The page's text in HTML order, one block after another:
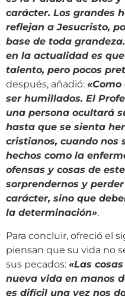
carácter. Los grandes
reflejan a Jesucristo,
base de toda
en la actualidad es
talento, pero pocos
después, añadió: «Como
ser humillados. El
una persona ocultará
hasta que se sienta
cristianos, cuando nos
hechos como la
ofensas y cosas de
sorprendernos y
carácter, sino que
la determinación».
Para concluir, ofreció el
piensan que su vida no
sus pecados: «Las
nueva vida en manos
es difícil una vez nos